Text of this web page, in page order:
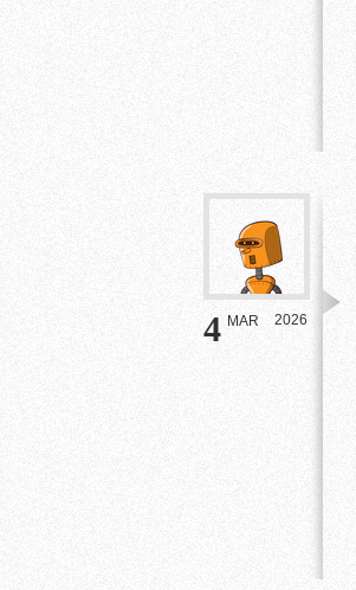
4 MAR 2026